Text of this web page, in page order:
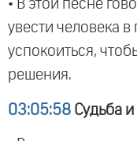
• В этой песне
увести человека
успокоиться,
решения.
03:05:58 Судьба